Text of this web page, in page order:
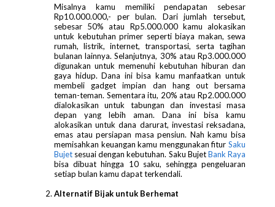
Misalnya kamu memiliki pendapatan sebesar
Rp10.000.000,- per bulan. Dari jumlah tersebut,
sebesar 50% atau Rp5.000.000 kamu alokasikan
untuk kebutuhan primer seperti biaya makan, sewa
rumah, listrik, internet, transportasi, serta tagihan
bulanan lainnya. Selanjutnya, 30% atau Rp3.000.000
digunakan untuk memenuhi kebutuhan hiburan dan
gaya hidup. Dana ini bisa kamu manfaatkan untuk
membeli gadget impian dan hang out bersama
teman-teman. Sementara itu, 20% atau Rp2.000.000
dialokasikan untuk tabungan dan investasi masa
depan yang lebih aman. Dana ini bisa kamu
alokasikan untuk dana darurat, investasi reksadana,
emas atau persiapan masa pensiun. Nah kamu bisa
memisahkan keuangan kamu menggunakan fitur Saku
Bujet sesuai dengan kebutuhan. Saku BujetBank Raya
bisa dibuat hingga 10 saku, sehingga pengeluaran
setiap bulan kamu dapat terkendali.
Alternatif Bijak untuk Berhemat